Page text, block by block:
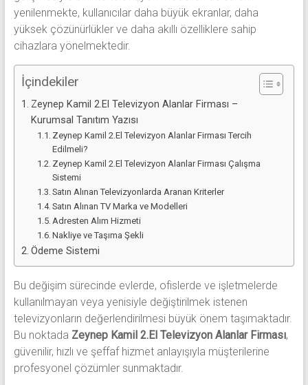
alanlar
adresten
alım
yapıyor
yenilenmekte, kullanıcılar daha büyük ekranlar, daha
yüksek çözünürlükler ve daha akıllı özelliklere sahip
cihazlara yönelmektedir.
İçindekiler
Zeynep Kamil 2.El Televizyon Alanlar Firması –
Kurumsal Tanıtım Yazısı
Zeynep Kamil 2.El Televizyon Alanlar Firması Tercih
Edilmeli?
Zeynep Kamil 2.El Televizyon Alanlar Firması Çalışma
Sistemi
Satın Alınan Televizyonlarda Aranan Kriterler
Satın Alınan TV Marka ve Modelleri
Adresten Alım Hizmeti
Nakliye ve Taşıma Şekli
Ödeme Sistemi
Bu değişim sürecinde evlerde, ofislerde ve işletmelerde
kullanılmayan veya yenisiyle değiştirilmek istenen
televizyonların değerlendirilmesi büyük önem taşımaktadır.
Bu noktada Zeynep Kamil 2.El Televizyon Alanlar Firması,
güvenilir, hızlı ve şeffaf hizmet anlayışıyla müşterilerine
profesyonel çözümler sunmaktadır.